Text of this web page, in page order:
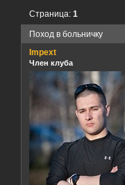
Поход в больничку
Страница:1
Impext
Член клуба